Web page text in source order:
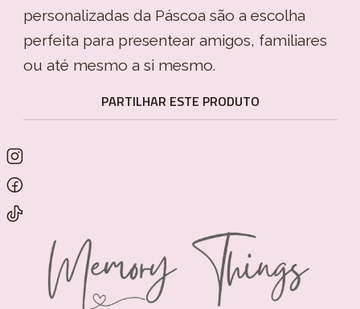
personalizadas da Páscoa são a escolha
perfeita para presentear amigos, familiares
ou até mesmo a si mesmo.
PARTILHAR ESTE PRODUTO